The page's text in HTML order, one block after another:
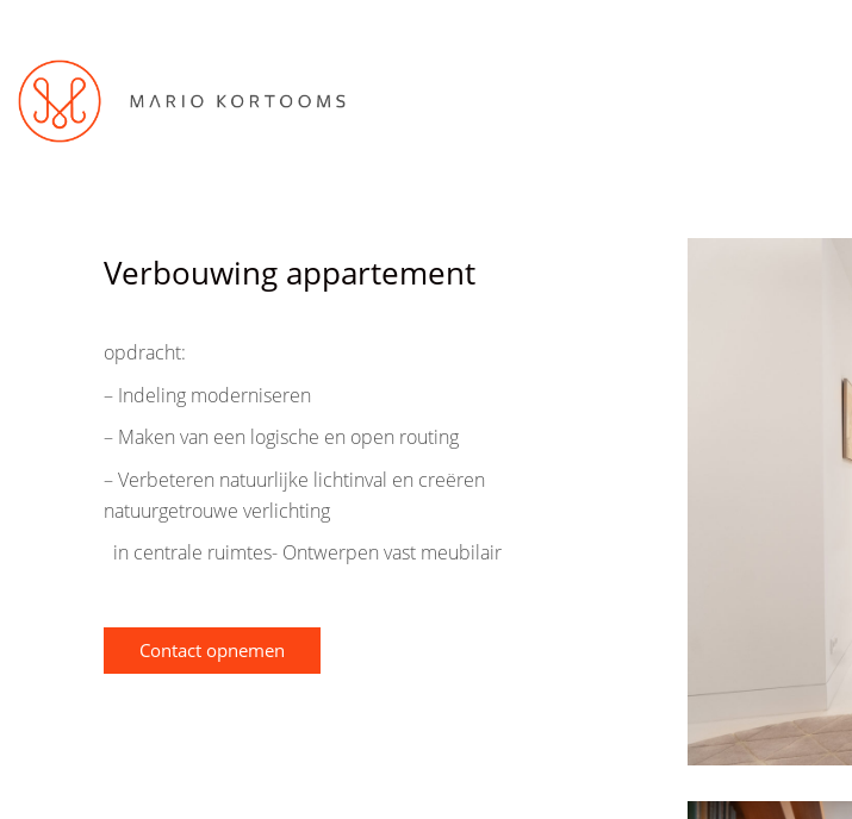
Verbouwing appartement
opdracht:
– Indeling moderniseren
– Maken van een logische en open routing
– Verbeteren natuurlijke lichtinval en creëren
natuurgetrouwe verlichting
in centrale ruimtes- Ontwerpen vast meubilair
Contact opnemen